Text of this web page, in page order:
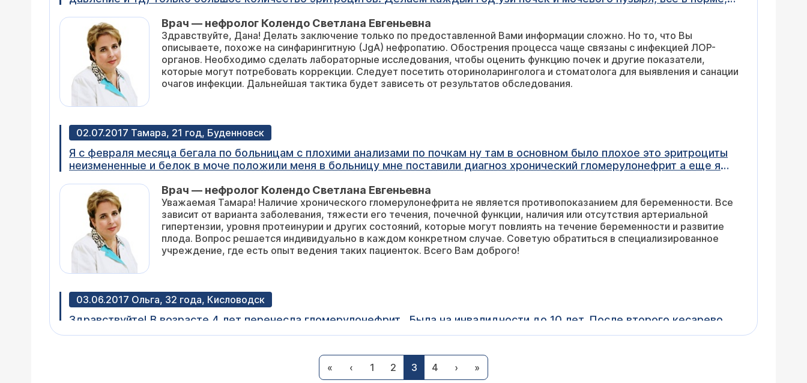
Врач — нефролог Колендо Светлана Евгеньевна
Здравствуйте, Дана! Делать заключение только по предоставленной Вами информации сложно. Но то, что Вы
описываете, похоже на синфарингитную (JgA) нефропатию. Обострения процесса чаще связаны с инфекцией ЛОР-
органов. Необходимо сделать лабораторные исследования, чтобы оценить функцию почек и другие показатели,
которые могут потребовать коррекции. Следует посетить оториноларинголога и стоматолога для выявления и санации
очагов инфекции. Дальнейшая тактика будет зависеть от результатов обследования.
02.07.2017 Тамара, 21 год, Буденновск
Я с февраля месяца бегала по больницам с плохими анализами по почкам ну там в основном было плохое это эритроциты
неизмененные и белок в моче положили меня в больницу мне поставили диагноз хронический гломерулонефрит а еще я
хочу аборта я так жду и ждала этого ребенкаскажите мне пожалуйста могу ли я при таком диагнозе родить здорового
ребенка и имеет ли право врачь говорить что будем делать аборт беременность нам не к чему и т.д а это моя первая
беременность если я сделаю аборт я же потом возможно и не смогу детей иметь
Врач — нефролог Колендо Светлана Евгеньевна
Уважаемая Тамара! Наличие хронического гломерулонефрита не является противопоказанием для беременности. Все
зависит от варианта заболевания, тяжести его течения, почечной функции, наличия или отсутствия артериальной
гипертензии, уровня протеинурии и других состояний, которые могут повлиять на течение беременности и развитие
плода. Вопрос решается индивидуально в каждом конкретном случае. Советую обратиться в специализированное
учреждение, где есть опыт ведения таких пациенток. Всего Вам доброго!
03.06.2017 Ольга, 32 года, Кисловодск
Здравствуйте! В возрасте 4 лет перенесла гломерулонефрит . Была на инвалидности до 10 лет. После второго кесарево
сечения ( обе беременности протекали без осложнений) год назад участились рецидивы цистита. Примерно один раз в
рецидива появились боли в пояснице, отеки глаз. Общий анализ крови, мочи, биохимический анализ крови и узи без
паталогий. Бак посев мочи - клипсиела 10 в 5 степени. После лечения двумя антибиотиками противомикробным препоратом
Врач — нефролог Колендо Светлана Евгеньевна
Уважаемая Ольга! Ваша ситуация требует обследования, назначить которое можно только после очной консультации.
« ‹ 1 2 3 4 › »